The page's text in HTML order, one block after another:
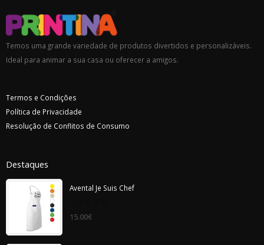
Temos uma grande variedade de produtos divertidos e personalizáveis.
Ideal para animar a sua casa ou oferecer a amigos.
Termos e Condições
Política de Privacidade
Resolução de Conflitos de Consumo
Destaques
Avental Je Suis Chef
out
15.00€